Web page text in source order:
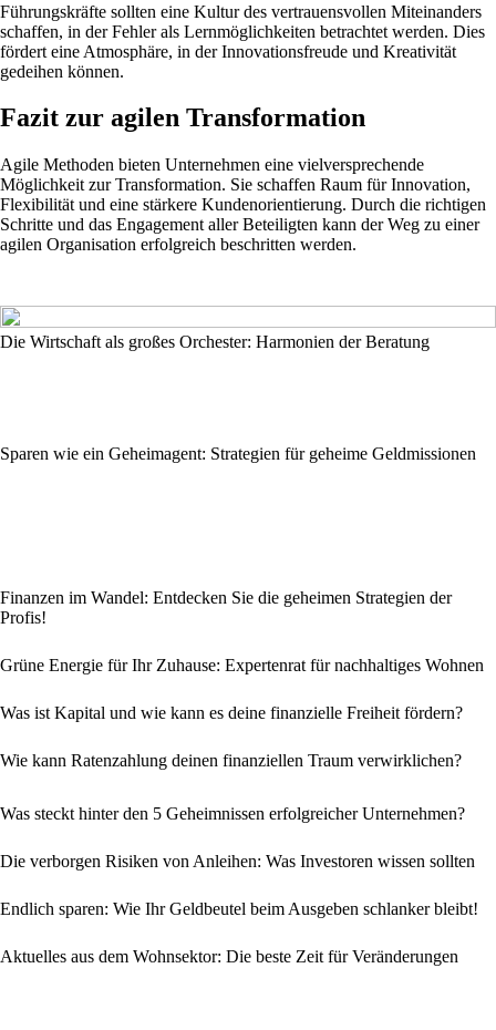
Führungskräfte sollten eine Kultur des vertrauensvollen Miteinanders
schaffen, in der Fehler als Lernmöglichkeiten betrachtet werden. Dies
fördert eine Atmosphäre, in der Innovationsfreude und Kreativität
gedeihen können.
Fazit zur agilen Transformation
Agile Methoden bieten Unternehmen eine vielversprechende
Möglichkeit zur Transformation. Sie schaffen Raum für Innovation,
Flexibilität und eine stärkere Kundenorientierung. Durch die richtigen
Schritte und das Engagement aller Beteiligten kann der Weg zu einer
agilen Organisation erfolgreich beschritten werden.
Die Wirtschaft als großes Orchester: Harmonien der Beratung
Sparen wie ein Geheimagent: Strategien für geheime Geldmissionen
Finanzen im Wandel: Entdecken Sie die geheimen Strategien der
Profis!
Grüne Energie für Ihr Zuhause: Expertenrat für nachhaltiges Wohnen
Was ist Kapital und wie kann es deine finanzielle Freiheit fördern?
Wie kann Ratenzahlung deinen finanziellen Traum verwirklichen?
Was steckt hinter den 5 Geheimnissen erfolgreicher Unternehmen?
Die verborgen Risiken von Anleihen: Was Investoren wissen sollten
Endlich sparen: Wie Ihr Geldbeutel beim Ausgeben schlanker bleibt!
Aktuelles aus dem Wohnsektor: Die beste Zeit für Veränderungen